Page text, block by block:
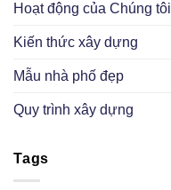
Hoạt động của Chúng tôi
Kiến thức xây dựng
Mẫu nhà phố đẹp
Quy trình xây dựng
Tags